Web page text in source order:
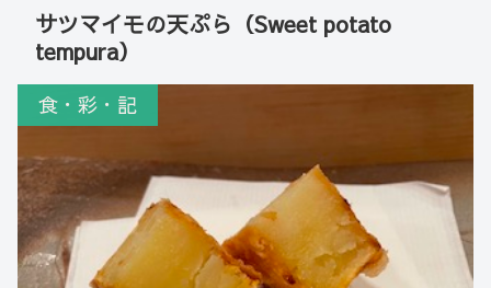
サツマイモの天ぷら（Sweet potato
tempura）
食・彩・記